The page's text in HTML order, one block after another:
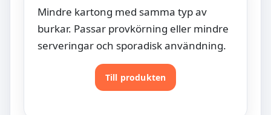
Mindre kartong med samma typ av
burkar. Passar provkörning eller mindre
serveringar och sporadisk användning.
Till produkten